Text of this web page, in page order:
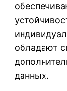
обладают
данных.